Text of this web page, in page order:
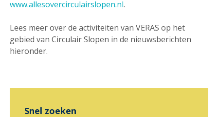
www.allesovercirculairslopen.nl.
Lees meer over de activiteiten van VERAS op het
gebied van Circulair Slopen in de nieuwsberichten
hieronder.
Snel zoeken